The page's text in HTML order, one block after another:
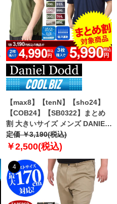
【max8】【tenN】【sho24】
【COB24】【SB0322】まとめ
割 大きいサイズ メンズ DANIEL
DODD 吸汗速乾 半袖 無地 スポ
ーツ ポロシャツ azpr-009008h
定価 ￥3,190(税込)
￥2,500(税込)
4